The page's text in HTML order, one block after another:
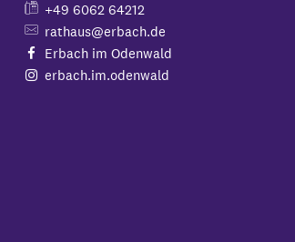
+49 6062 64212
rathaus@erbach.de
Erbach im Odenwald
erbach.im.odenwald